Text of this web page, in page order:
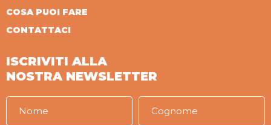
COSA PUOI FARE
CONTATTACI
ISCRIVITI ALLA
NOSTRA NEWSLETTER